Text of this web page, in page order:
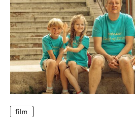
film